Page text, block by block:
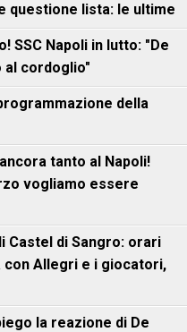
questione lista: le ultime
SSC Napoli in lutto: "De
al cordoglio"
della
tanto al Napoli!
vogliamo essere
Castel di Sangro: orari
con Allegri e i giocatori,
la reazione di De